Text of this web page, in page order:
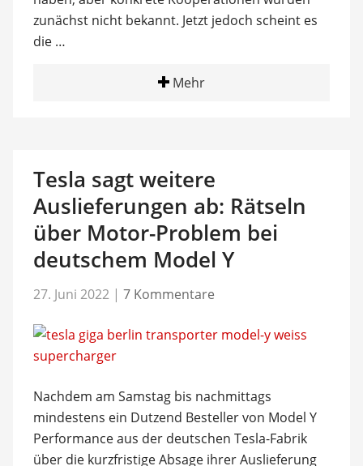
zunächst nicht bekannt. Jetzt jedoch scheint es
die …
Mehr
Tesla sagt weitere
Auslieferungen ab: Rätseln
über Motor-Problem bei
deutschem Model Y
27. Juni 2022 | 7 Kommentare
Nachdem am Samstag bis nachmittags
mindestens ein Dutzend Besteller von Model Y
Performance aus der deutschen Tesla-Fabrik
über die kurzfristige Absage ihrer Auslieferung